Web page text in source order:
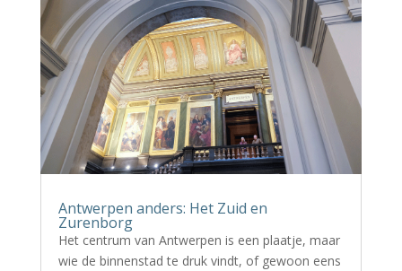
Antwerpen anders: Het Zuid en
Zurenborg
Het centrum van Antwerpen is een plaatje, maar
wie de binnenstad te druk vindt, of gewoon eens